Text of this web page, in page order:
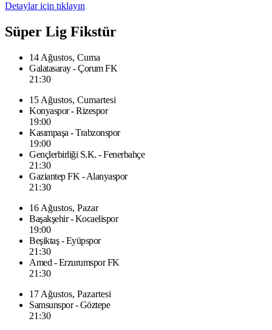
Detaylar için tıklayın
Süper Lig Fikstür
14 Ağustos, Cuma
Galatasaray - Çorum FK
21:30
15 Ağustos, Cumartesi
Konyaspor - Rizespor
19:00
Kasımpaşa - Trabzonspor
19:00
Gençlerbirliği S.K. - Fenerbahçe
21:30
Gaziantep FK - Alanyaspor
21:30
16 Ağustos, Pazar
Başakşehir - Kocaelispor
19:00
Beşiktaş - Eyüpspor
21:30
Amed - Erzurumspor FK
21:30
17 Ağustos, Pazartesi
Samsunspor - Göztepe
21:30